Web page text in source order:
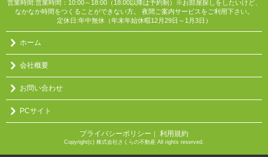
営業時間:営業時間：10:00～18:00（18:00以降は予約制）※お部屋探しをしたいけど、
なかなか時間をつくることができない方。 夜間ご案内サービスをご利用下さい。
定休日:年中無休（年末年始休暇12月29日～1月3日）
ホーム
会社概要
お問い合わせ
PCサイト
プライバシーポリシー ｜ 利用規約
Copyright(c) 株式会社さくらの不動産 All rights reserved.